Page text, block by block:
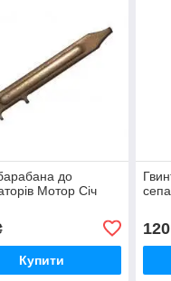
до
Мотор Січ
Купити
120